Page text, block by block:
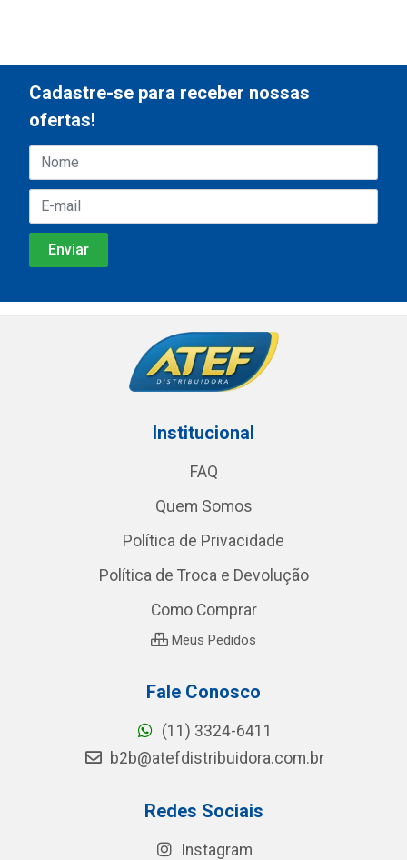
Cadastre-se para receber nossas
ofertas!
Institucional
FAQ
Quem Somos
Política de Privacidade
Política de Troca e Devolução
Como Comprar
Meus Pedidos
Fale Conosco
(11) 3324-6411
b2b@atefdistribuidora.com.br
Redes Sociais
Instagram